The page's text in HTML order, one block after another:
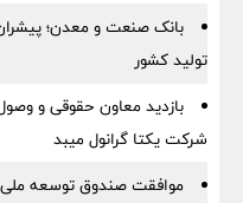
بانک صنعت و معدن؛
تولید کشور
بازدید معاون حقوقی و
شرکت یکتا گرانول میبد
موافقت صندوق توسعه ملی